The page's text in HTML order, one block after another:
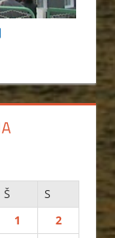
Š
S
1
2